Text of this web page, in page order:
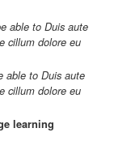
able to Duis aute
cillum dolore eu
able to Duis aute
cillum dolore eu
learning